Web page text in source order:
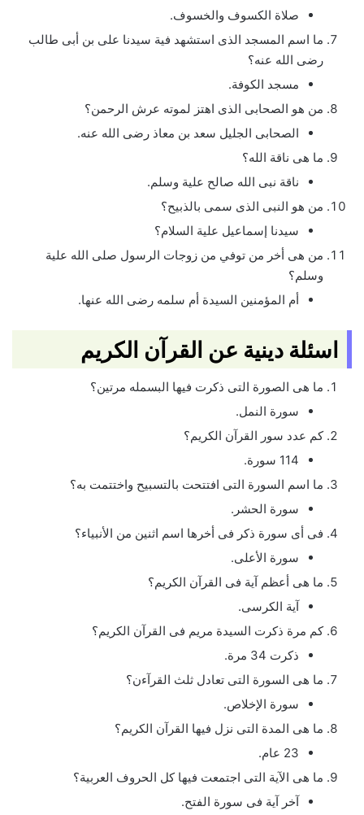
صلاة الكسوف والخسوف.
ما اسم المسجد الذى استشهد فية سيدنا على بن أبى طالب
رضى الله عنه؟
مسجد الكوفة.
من هو الصحابى الذى اهتز لموته عرش الرحمن؟
الصحابى الجليل سعد بن معاذ رضى الله عنه.
ما هى ناقة الله؟
ناقة نبى الله صالح علية وسلم.
من هو النبى الذى سمى بالذبيح؟
سيدنا إسماعيل علية السلام؟
من هى أخر من توفي من زوجات الرسول صلى الله علية
وسلم؟
أم المؤمنين السيدة أم سلمه رضى الله عنها.
اسئلة دينية عن القرآن الكريم
ما هى الصورة التى ذكرت فيها البسمله مرتين؟
سورة النمل.
كم عدد سور القرآن الكريم؟
114 سورة.
ما اسم السورة التى افتتحت بالتسبيح واختتمت به؟
سورة الحشر.
فى أى سورة ذكر فى أخرها اسم اثنين من الأنبياء؟
سورة الأعلى.
ما هى أعظم آية فى القرآن الكريم؟
آية الكرسى.
كم مرة ذكرت السيدة مريم فى القرآن الكريم؟
ذكرت 34 مرة.
ما هى السورة التى تعادل ثلث القرآءن؟
سورة الإخلاص.
ما هى المدة التى نزل فيها القرآن الكريم؟
23 عام.
ما هى الآية التى اجتمعت فيها كل الحروف العربية؟
آخر آية فى سورة الفتح.